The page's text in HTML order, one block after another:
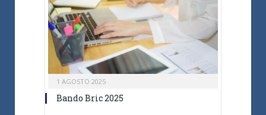
1 AGOSTO 2025
Bando Bric 2025